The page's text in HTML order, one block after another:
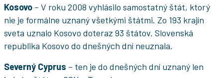
Kosovo – V roku 2008 vyhlásilo samostatný štát, ktorý
nie je formálne uznaný všetkými štátmi. Zo 193 krajín
sveta uznalo Kosovo doteraz 93 štátov. Slovenská
republika Kosovo do dnešných dní neuznala.
Severný Cyprus – ten je do dnešných dní uznaný len